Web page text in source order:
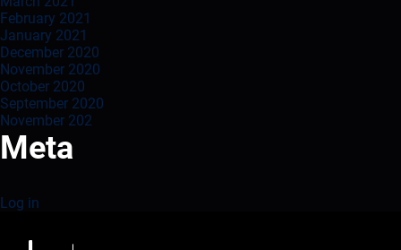
February 2021
January 2021
December 2020
November 2020
October 2020
September 2020
November 202
Meta
Log in